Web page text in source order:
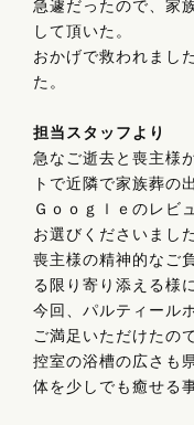
急遽だったので、家
して頂いた。
おかげで救われまし
た。
担当スタッフより
急なご逝去と喪主様
トで近隣で家族葬の
Ｇｏｏｇｌｅのレビ
お選びくださいました
喪主様の精神的なご
る限り寄り添える様
今回、パルティール
ご満足いただけたの
控室の浴槽の広さも
体を少しでも癒せる